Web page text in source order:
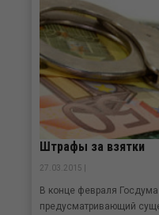
Штрафы за взятки
27.03.2015 |
В конце февраля
предусматривающий